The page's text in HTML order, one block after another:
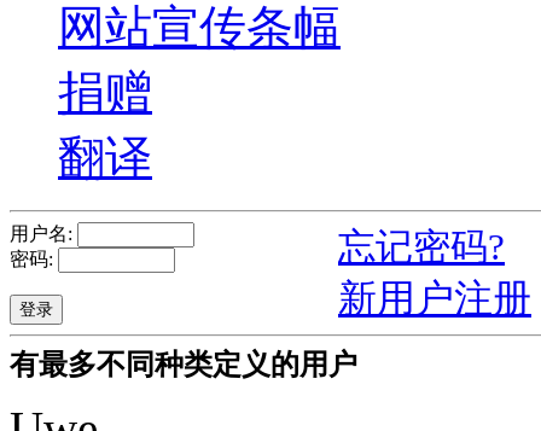
网站宣传条幅
捐赠
翻译
用户名:
密码:
忘记密码?
新用户注册
有最多不同种类定义的用户